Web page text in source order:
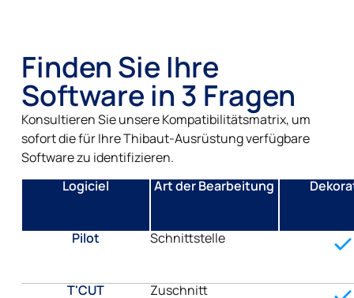
Finden Sie Ihre
Software in 3 Fragen
Konsultieren Sie unsere Kompatibilitätsmatrix, um
sofort die für Ihre Thibaut-Ausrüstung verfügbare
Software zu identifizieren.
Logiciel
Art der Bearbeitung
Pilot Schnittstelle
T'CUT Zuschnitt